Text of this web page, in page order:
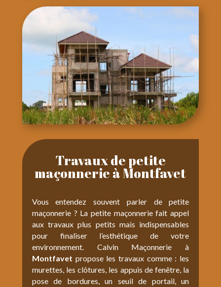
Travaux de petite
maçonnerie à Montfavet
Vous entendez souvent parler de petite
maçonnerie ? La petite maçonnerie fait appel
aux travaux plus petits mais indispensables
pour finaliser l’esthétique de votre
environnement. Calvin Maçonnerie à
Montfavet propose les travaux comme : les
murettes, les clôtures, les appuis de fenêtre, la
pose de bordures, un seuil de portail, un